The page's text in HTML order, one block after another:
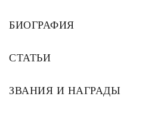
БИОГРАФИЯ
СТАТЬИ
ЗВАНИЯ И НАГРАДЫ